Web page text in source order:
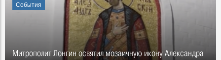
События
Митрополит Лонгин освятил мозаичную икону Александра